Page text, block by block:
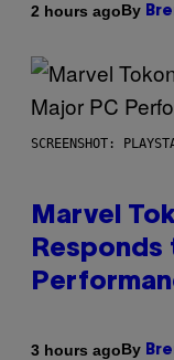
2 hours agoBy
SCREENSHOT:
Marvel
3 hours agoBy